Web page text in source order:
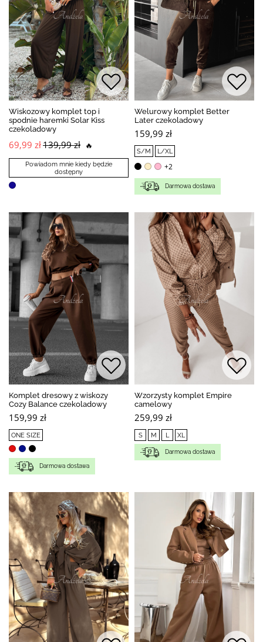
Wiskozowy komplet top i
spodnie haremki Solar Kiss
czekoladowy
69,99 zł139,99 zł 🔥
Powiadom mnie kiedy będzie
dostępny
Welurowy komplet Better
Later czekoladowy
159,99 zł
S/M L/XL
+2
Darmowa dostawa
Komplet dresowy z wiskozy
Cozy Balance czekoladowy
159,99 zł
ONE SIZE
Darmowa dostawa
Wzorzysty komplet Empire
camelowy
259,99 zł
S M L XL
Darmowa dostawa